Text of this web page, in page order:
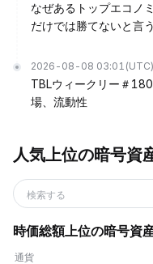
なぜあるトップエコノ
だけでは勝てないと言
2026-08-08 03:01 (UTC)
TBLウィークリー＃
場、流動性
人気上位の暗号資
検索する
時価総額上位の暗号資
通貨